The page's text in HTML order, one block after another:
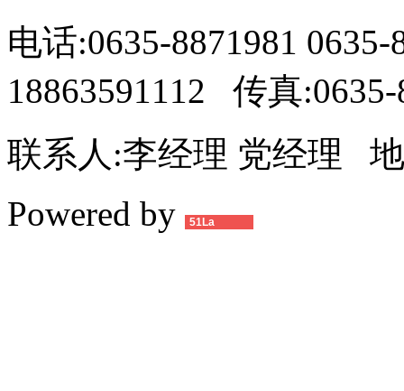
电话:0635-8871981
18863591112 传真:0635-
联系人:李经理 党经理
Powered by
51La